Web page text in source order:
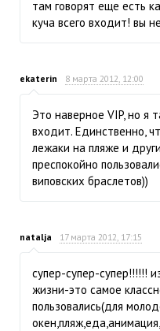
там говорят еще есть
куча всего входит! вы
ekaterin 8 марта 2012, 12:00
Это наверное VIP, но я
входит. Единственно,
лежаки на пляже и
преспокойно
виповских браслетов))
natalja 17 марта 2012, 17:15
супер-супер-супер!!!!!!
жизни-это самое
пользовались(для